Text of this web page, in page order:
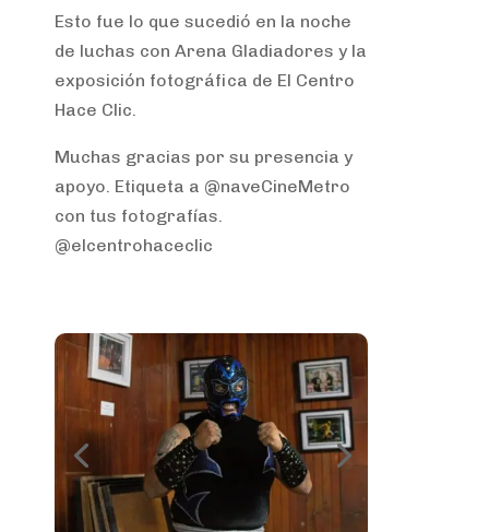
Esto fue lo que sucedió en la noche
de luchas con Arena Gladiadores y la
exposición fotográfica de El Centro
Hace Clic.
Muchas gracias por su presencia y
apoyo. Etiqueta a @naveCineMetro
con tus fotografías.
@elcentrohaceclic